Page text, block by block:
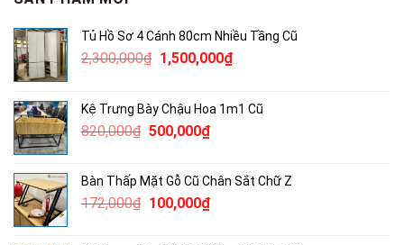
Tủ Hồ Sơ 4 Cánh 80cm Nhiều Tầng Cũ
2,300,000₫ Giá
2,300,000₫.
1,500,000₫Giá
là:
Kệ Trưng Bày Chậu Hoa 1m1 Cũ
820,000₫ Giá
820,000₫.
500,000₫Giá
là:
500,000₫.
Bàn Thấp Mặt Gỗ Cũ Chân Sắt Chữ Z
172,000₫ Giá
100,000₫Giá